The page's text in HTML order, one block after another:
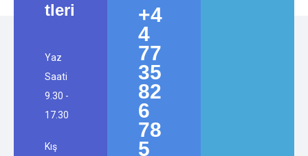
tleri
Yaz
Saati
9.30 -
17.30
Kış
+4
4
77
35
82
6
78
5